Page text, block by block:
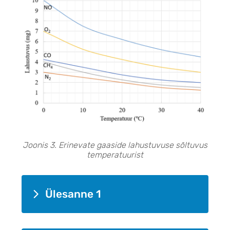
Joonis 3. Erinevate gaaside lahustuvuse sõltuvus
temperatuurist
Ülesanne 1